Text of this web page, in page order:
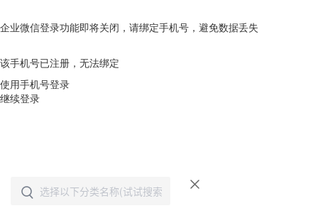
企业微信登录功能即将关闭，请绑定手机号，避免数据丢失
该手机号已注册，无法绑定
使用手机号登录
继续登录